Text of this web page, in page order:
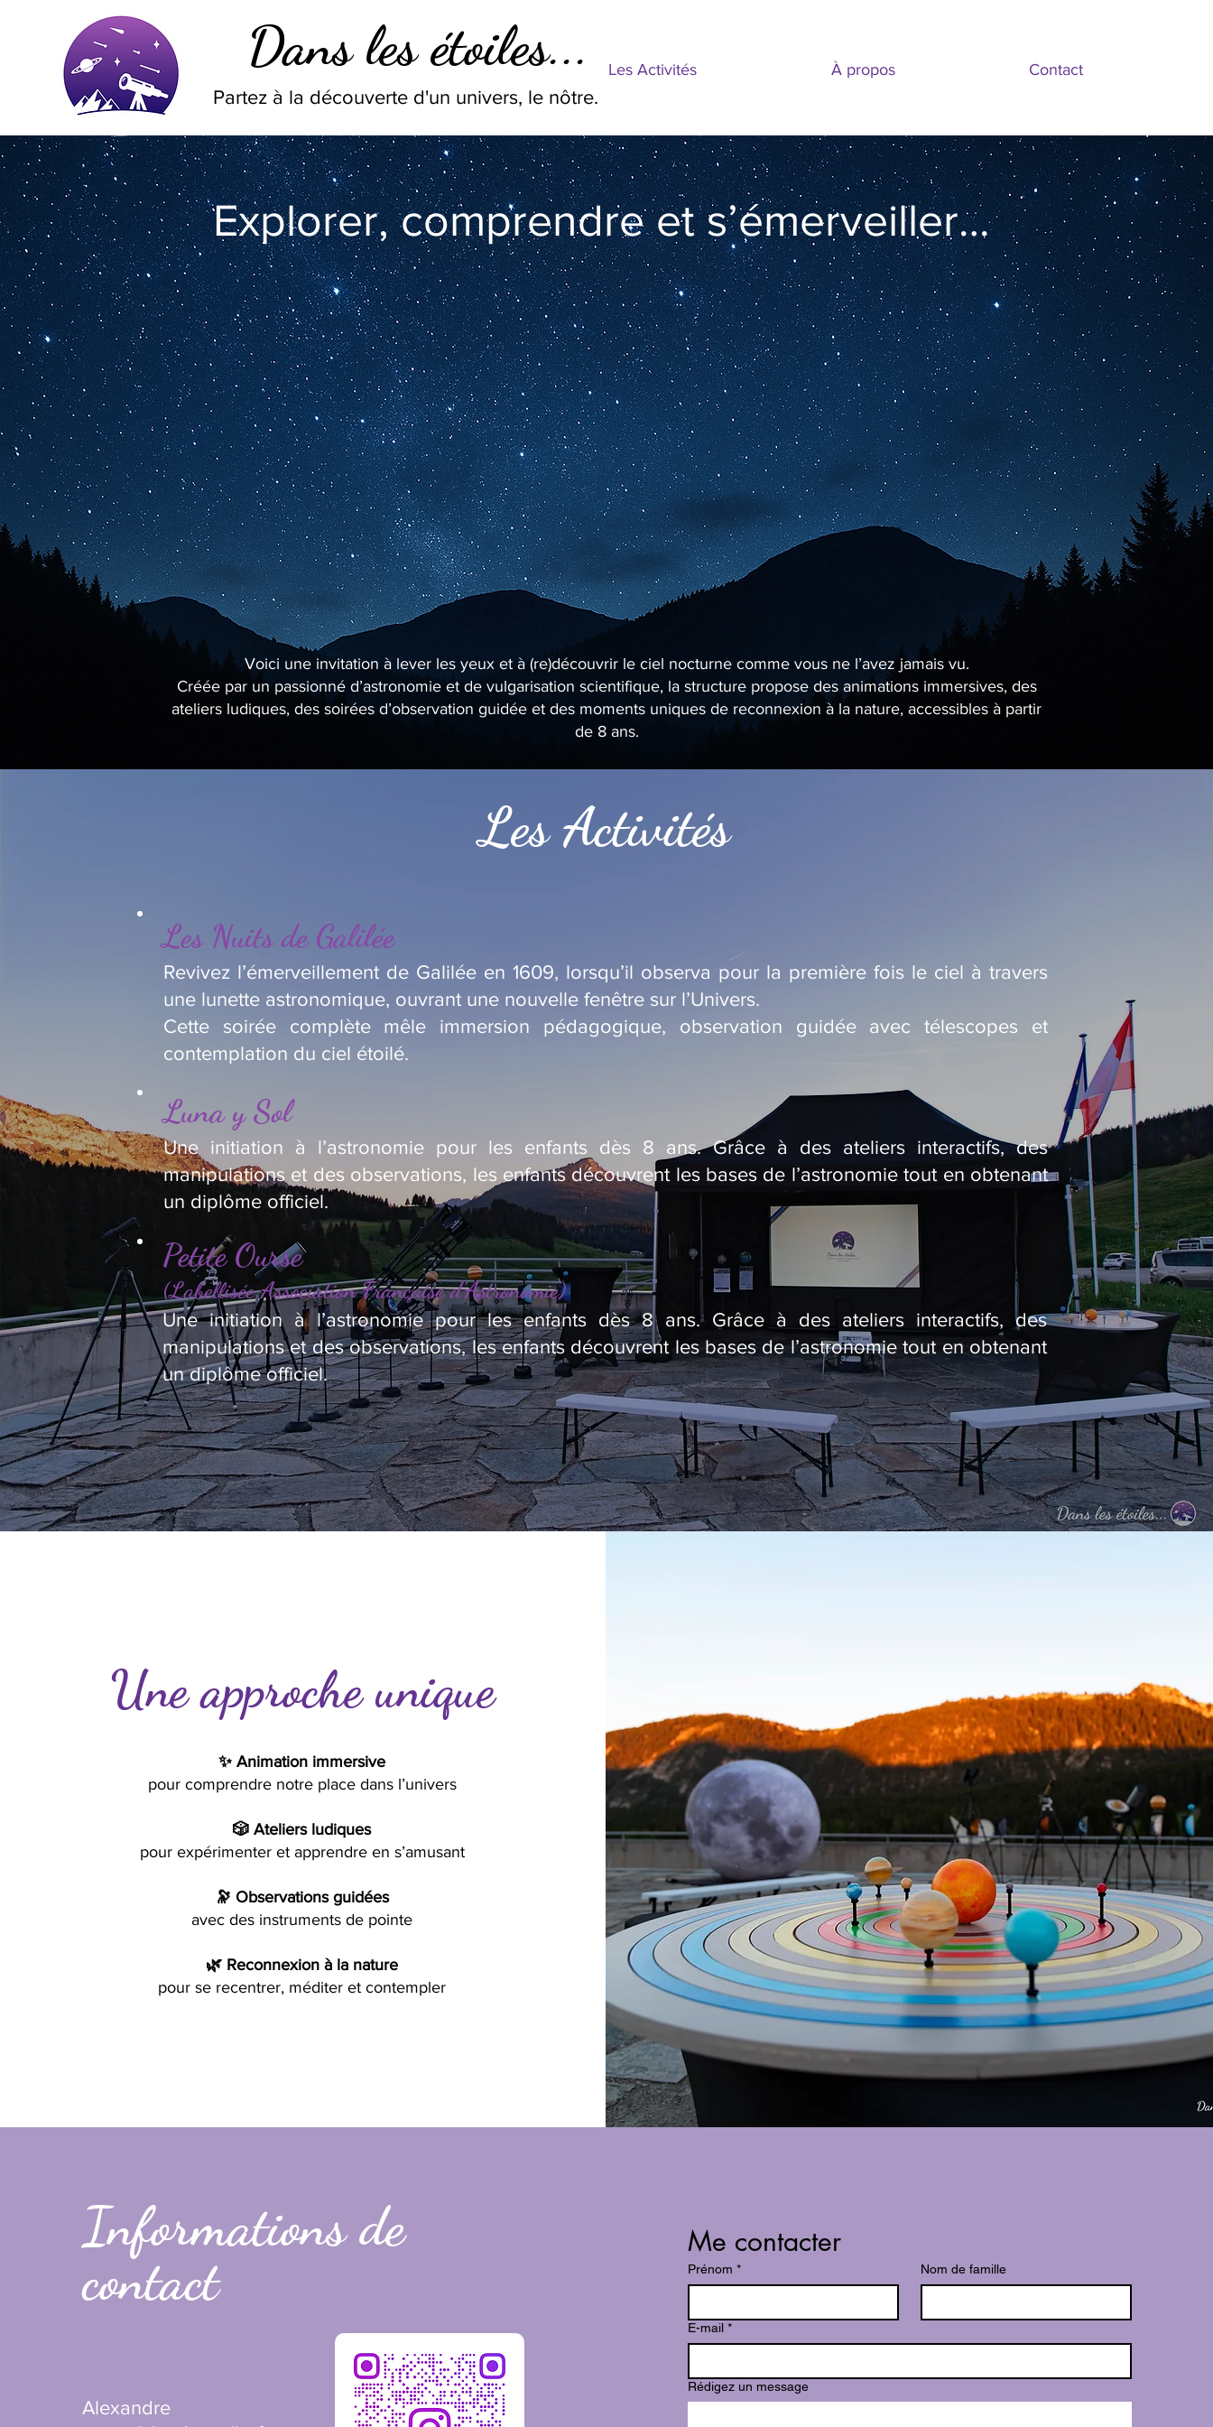
Dans les étoiles...
Partez à la découverte d'un univers, le nôtre.
Les Activités À propos Contact
Explorer, comprendre et s’émerveiller…
Voici une invitation à lever les yeux et à (re)découvrir le ciel nocturne comme vous ne l’avez jamais vu.
Créée par un passionné d’astronomie et de vulgarisation scientifique, la structure propose des animations immersives, des
ateliers ludiques, des soirées d’observation guidée et des moments uniques de reconnexion à la nature, accessibles à partir
de 8 ans.
Les Activités
Les Nuits de Galilée
Revivez l’émerveillement de Galilée en 1609, lorsqu’il observa pour la première fois le ciel à travers
une lunette astronomique, ouvrant une nouvelle fenêtre sur l’Univers.
Cette soirée complète mêle immersion pédagogique, observation guidée avec télescopes et
contemplation du ciel étoilé.
Luna y Sol
Une initiation à l’astronomie pour les enfants dès 8 ans. Grâce à des ateliers interactifs, des
manipulations et des observations, les enfants découvrent les bases de l’astronomie tout en obtenant
un diplôme officiel.
Petite Ourse
(Labellisée Association Française d’Astronomie)
Une initiation à l’astronomie pour les enfants dès 8 ans. Grâce à des ateliers interactifs, des
manipulations et des observations, les enfants découvrent les bases de l’astronomie tout en obtenant
un diplôme officiel.
Une approche unique
✨ Animation immersive
pour comprendre notre place dans l’univers
🎲 Ateliers ludiques
pour expérimenter et apprendre en s’amusant
🔭 Observations guidées
avec des instruments de pointe
🌿 Reconnexion à la nature
pour se recentrer, méditer et contempler
Informations de
contact
Alexandre
Me contacter
Prénom * Nom de famille
E-mail *
Rédigez un message